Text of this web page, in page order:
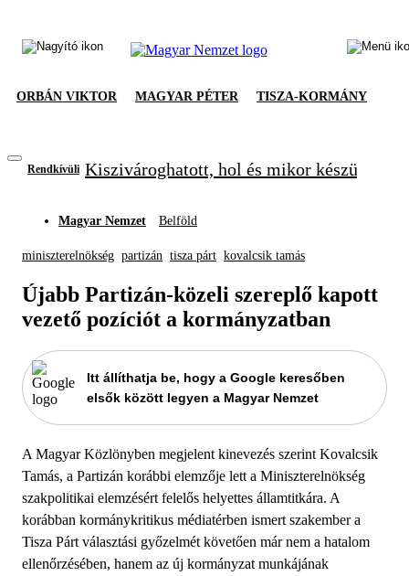
ORBÁN VIKTOR MAGYAR PÉTER TISZA-KORMÁNY
Rendkívüli Kiszivároghatott, hol és mikor készül
Magyar Nemzet Belföld
miniszterelnökség partizán tisza párt kovalcsik tamás
Újabb Partizán-közeli szereplő kapott
vezető pozíciót a kormányzatban
Itt állíthatja be, hogy a Google keresőben
elsők között legyen a Magyar Nemzet
A Magyar Közlönyben megjelent kinevezés szerint Kovalcsik
Tamás, a Partizán korábbi elemzője lett a Miniszterelnökség
szakpolitikai elemzésért felelős helyettes államtitkára. A
korábban kormánykritikus médiatérben ismert szakember a
Tisza Párt választási győzelmét követően már nem a hatalom
ellenőrzésében, hanem az új kormányzat munkájának